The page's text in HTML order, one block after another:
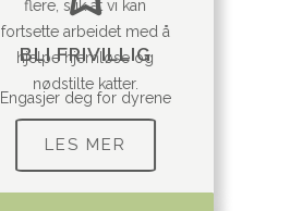
BLI FRIVILLIG
Engasjer deg for dyrene
flere, slik at vi kan
fortsette arbeidet med å
hjelpe hjemløse og
nødstilte katter.
LES MER